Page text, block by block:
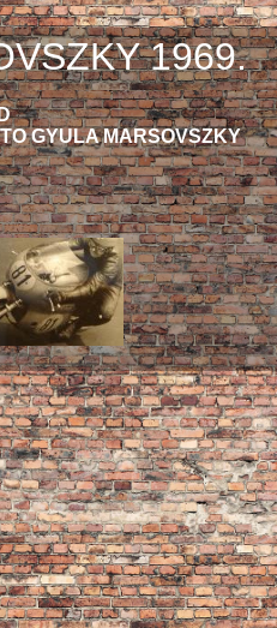
1969.
GYULA MARSOVSZKY